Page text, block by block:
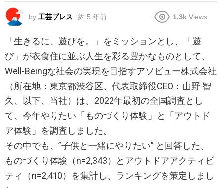
by 工芸プレス 約 5 年前 1.3k Views
「生きるに、遊びを。」をミッションとし、「遊
び」が衣食住に並ぶ人生を彩る豊かなものとして、
Well-Beingな社会の実現を目指すアソビュー株式会社
（所在地：東京都渋谷区、代表取締役CEO：山野 智
久、以下、当社）は、2022年最初の全国調査とし
て、今年やりたい「ものづくり体験」と「アウトド
ア体験」を調査しました。
その中でも、”子供と一緒にやりたい” と回答した、
ものづくり体験（n=2,343）とアウトドアアクティビ
ティ（n=2,410）を集計し、ランキングを策定しまし